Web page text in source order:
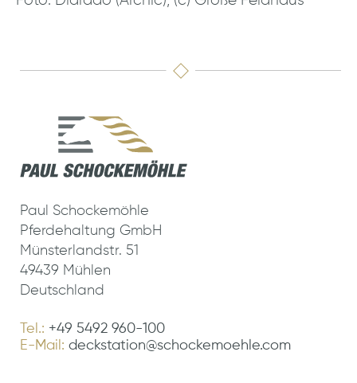
Paul Schockemöhle
Pferdehaltung GmbH
Münsterlandstr. 51
49439 Mühlen
Deutschland
Tel.: +49 5492 960-100
E-Mail: deckstation@schockemoehle.com